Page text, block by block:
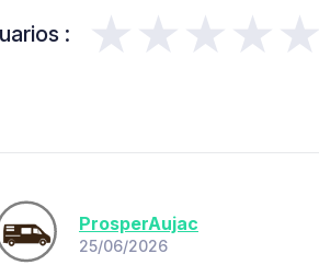
: ★★★★★
ProsperAujac
25/06/2026